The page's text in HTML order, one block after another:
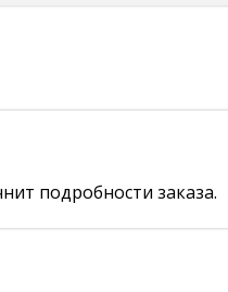
подробности заказа.